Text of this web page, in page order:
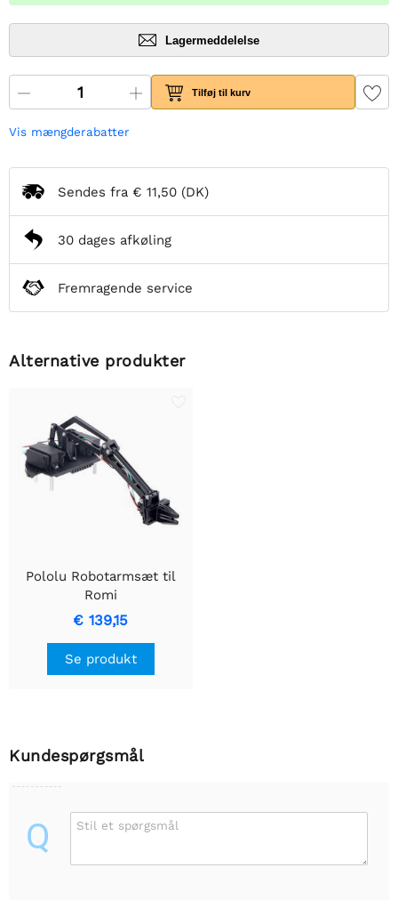
Lagermeddelelse
Tilføj til kurv
Vis mængderabatter
Sendes fra € 11,50 (DK)
30 dages afkøling
Fremragende service
Alternative produkter
Pololu Robotarmsæt til
Romi
€ 139,15
Se produkt
Kundespørgsmål
Q Stil et spørgsmål